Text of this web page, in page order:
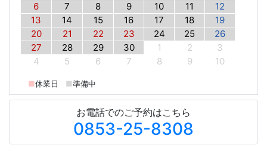
6
7 8 9 10 11
12
13
14 15 16 17 18
19
20
21 22 23 24 25
26
27
28 29 30 1 2
3
4
5 6 7 8 9 10
■休業日 ■準備中
お電話でのご予約はこちら
0853-25-8308